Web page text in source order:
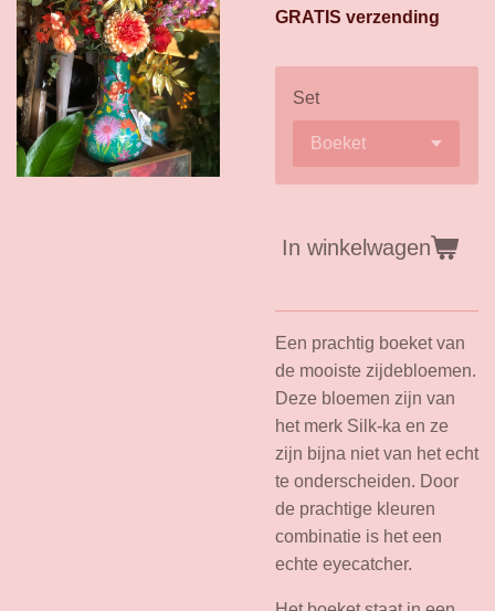
GRATIS verzending
Set
In winkelwagen
Een prachtig boeket van
de mooiste zijdebloemen.
Deze bloemen zijn van
het merk Silk-ka en ze
zijn bijna niet van het echt
te onderscheiden. Door
de prachtige kleuren
combinatie is het een
echte eyecatcher.